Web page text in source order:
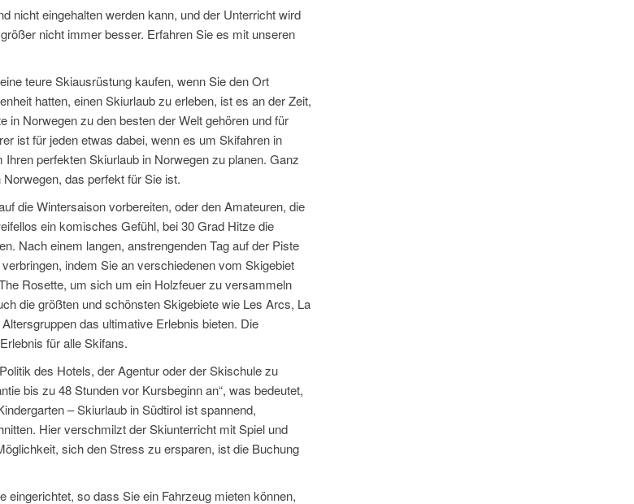
nicht eingehalten werden kann, und der Unterricht wird
nicht immer besser. Erfahren Sie es mit unseren
teure Skiausrüstung kaufen, wenn Sie den Ort
hatten, einen Skiurlaub zu erleben, ist es an der Zeit,
Norwegen zu den besten der Welt gehören und für
ist für jeden etwas dabei, wenn es um Skifahren in
perfekten Skiurlaub in Norwegen zu planen. Ganz
das perfekt für Sie ist.
die Wintersaison vorbereiten, oder den Amateuren, die
ein komisches Gefühl, bei 30 Grad Hitze die
Nach einem langen, anstrengenden Tag auf der Piste
indem Sie an verschiedenen vom Skigebiet
Rosette, um sich um ein Holzfeuer zu versammeln
die größten und schönsten Skigebiete wie Les Arcs, La
das ultimative Erlebnis bieten. Die
für alle Skifans.
des Hotels, der Agentur oder der Skischule zu
bis zu 48 Stunden vor Kursbeginn an“, was bedeutet,
– Skiurlaub in Südtirol ist spannend,
Hier verschmilzt der Skiunterricht mit Spiel und
sich den Stress zu ersparen, ist die Buchung
eingerichtet, so dass Sie ein Fahrzeug mieten können,